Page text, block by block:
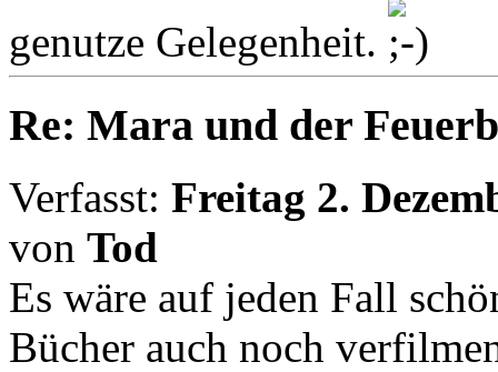
genutze Gelegenheit.
Re: Mara und der
Verfasst: Freitag 2.
von Tod
Es wäre auf jeden Fall
Bücher auch noch